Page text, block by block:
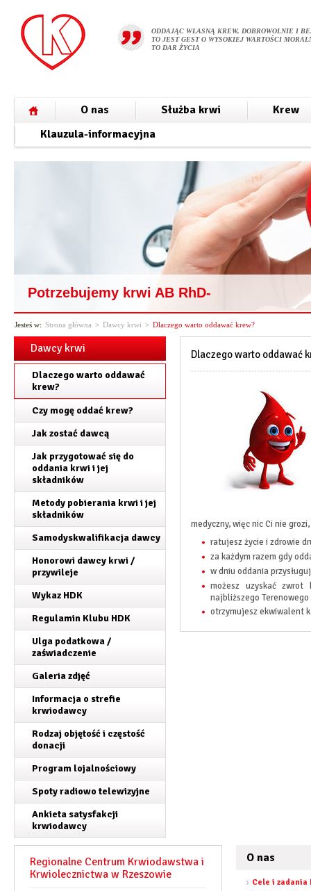
ODDAJĄC WŁASNĄ KREW, DOBROWOLNIE I
TO JEST GEST O WYSOKIEJ WARTOŚCI
TO DAR ŻYCIA
O nas Służba krwi
Krew
Klauzula-informacyjna
Potrzebujemy krwi AB RhD-
Jesteś w: Strona główna > Dawcy krwi > Dlaczego warto oddawać krew?
Dawcy krwi
Dlaczego warto oddawać
krew?
Czy mogę oddać krew?
Jak zostać dawcą
Jak przygotować się do
oddania krwi i jej
składników
Metody pobierania krwi i jej
składników
Samodyskwalifikacja dawcy
Honorowi dawcy krwi /
przywileje
Wykaz HDK
Regulamin Klubu HDK
Ulga podatkowa /
zaświadczenie
Galeria zdjęć
Informacja o strefie
krwiodawcy
Rodzaj objętość i częstość
donacji
Program lojalnościowy
Spoty radiowo telewizyjne
Ankieta satysfakcji
krwiodawcy
Dlaczego warto oddawać
medyczny, więc nic Ci nie
ratujesz życie i zdrowie
za każdym razem gdy
w dniu oddania
możesz uzyskać zwrot
najbliższego Terenowego
otrzymujesz ekwiwalent
Regionalne Centrum Krwiodawstwa i
Krwiolecznictwa w Rzeszowie
O nas
Cele i zadania